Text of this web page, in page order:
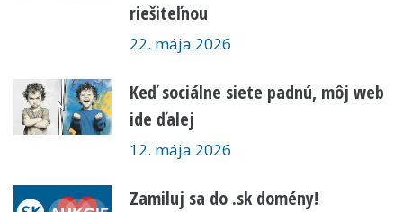
riešiteľnou
22. mája 2026
Keď sociálne siete padnú, môj web
ide ďalej
12. mája 2026
Zamiluj sa do .sk domény!